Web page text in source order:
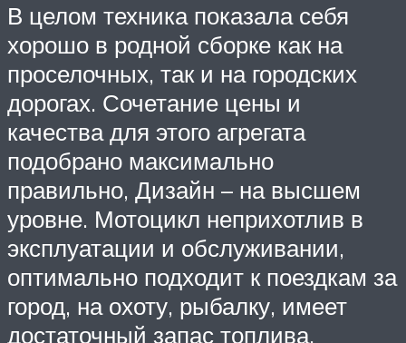
В целом техника показала себя
хорошо в родной сборке как на
проселочных, так и на городских
дорогах. Сочетание цены и
качества для этого агрегата
подобрано максимально
правильно, Дизайн – на высшем
уровне. Мотоцикл неприхотлив в
эксплуатации и обслуживании,
оптимально подходит к поездкам за
город, на охоту, рыбалку, имеет
достаточный запас топлива.